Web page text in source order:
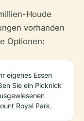
Houde
vorhanden
Optionen:
eigenes Essen
Sie ein Picknick
Royal Park.